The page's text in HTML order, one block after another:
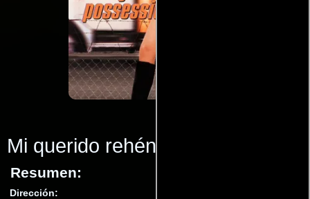
Mi querido rehén
Resumen:
Dirección: